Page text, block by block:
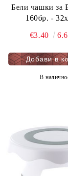
Бели чашки за
160бр. -
€3.40
В